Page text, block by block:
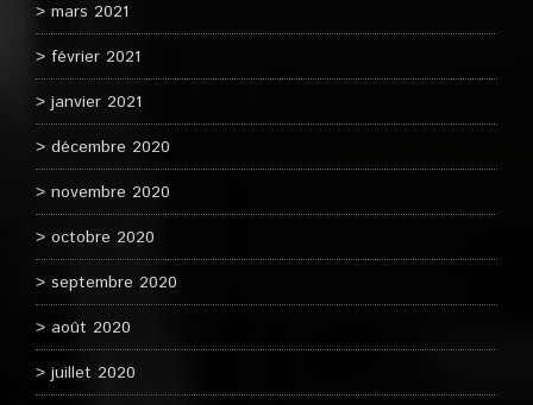
mars 2021
février 2021
janvier 2021
décembre 2020
novembre 2020
octobre 2020
septembre 2020
août 2020
juillet 2020